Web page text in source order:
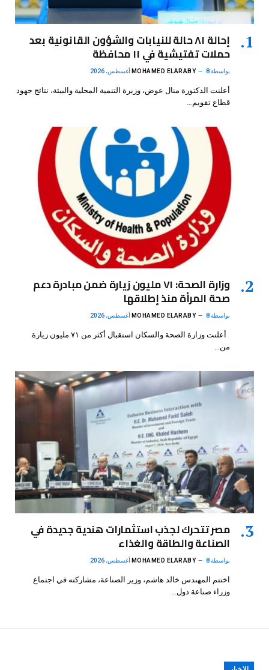
إحالة ٨١ حالة للنيابات والشؤون القانونية بعد
حملات تفتيشية في ١١ محافظة
بواسطة MOHAMED ELARABY 8 أغسطس، 2026
أعلنت الدكتورة منال عوض، وزيرة التنمية المحلية والبيئة، نتائج جهود
قطاع تقويم…
وزارة الصحة: ٧١ مليون زيارة ضمن مبادرة دعم
صحة المرأة منذ إطلاقها
بواسطة MOHAMED ELARABY 8 أغسطس، 2026
أعلنت وزارة الصحة والسكان استقبال أكثر من ٧١ مليون زيارة
من…
مصر تتحرك لجذب استثمارات هندية جديدة في
الصناعة والطاقة والغذاء
بواسطة MOHAMED ELARABY 8 أغسطس، 2026
اختتم المهندس خالد هاشم، وزير الصناعة، مشاركته في اجتماع
وزراء صناعة دول…